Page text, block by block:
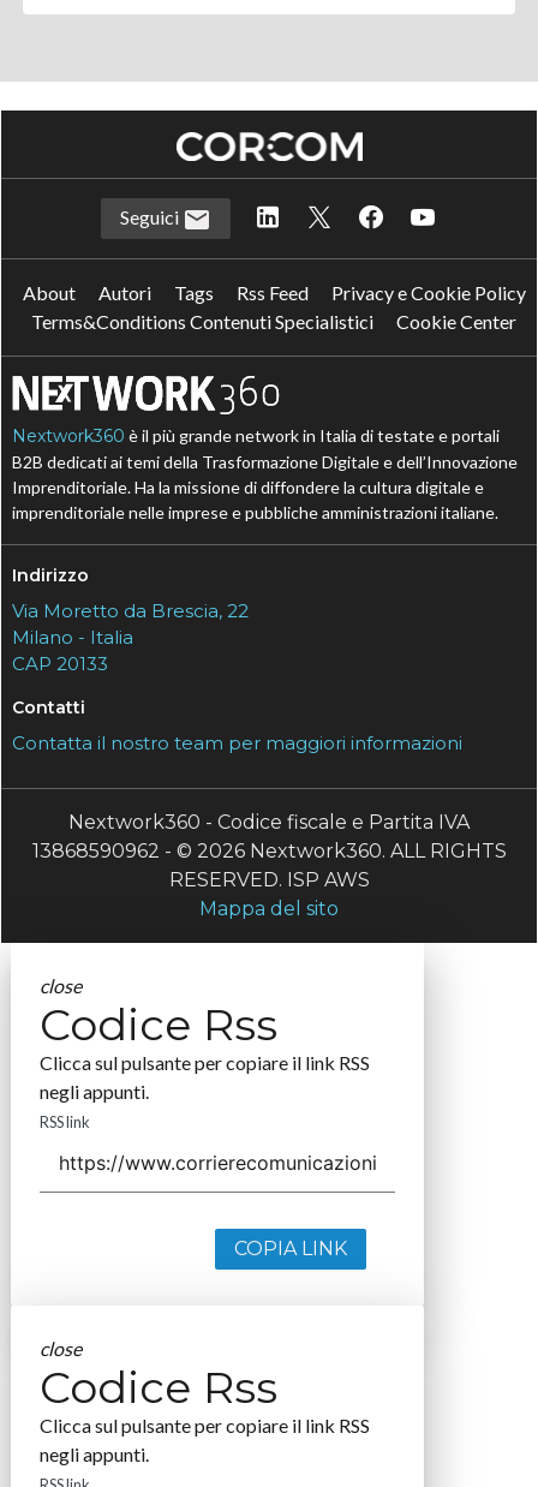
Seguici
About Autori Tags Rss Feed
Privacy e Cookie Policy
Terms&Conditions Contenuti Specialistici
Cookie Center
Nextwork360 è il più grande network in Italia di testate e portali
B2B dedicati ai temi della Trasformazione Digitale e dell’Innovazione
Imprenditoriale. Ha la missione di diffondere la cultura digitale e
imprenditoriale nelle imprese e pubbliche amministrazioni italiane.
Indirizzo
Via Moretto da Brescia, 22
Milano - Italia
CAP 20133
Contatti
Contatta il nostro team per maggiori informazioni
Nextwork360 - Codice fiscale e Partita IVA
13868590962 - © 2026 Nextwork360. ALL RIGHTS
RESERVED. ISP AWS
Mappa del sito
close
Codice Rss
Clicca sul pulsante per copiare il link RSS
negli appunti.
RSS link
COPIA LINK
close
Codice Rss
Clicca sul pulsante per copiare il link RSS
negli appunti.